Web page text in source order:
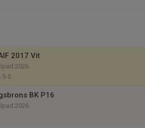
2017 Vit
2026
5-5
BK P16
2026